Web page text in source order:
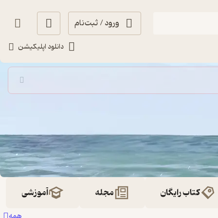
ورود / ثبت‌نام
دانلود اپلیکیشن
کتاب رایگان مجله آموزشی